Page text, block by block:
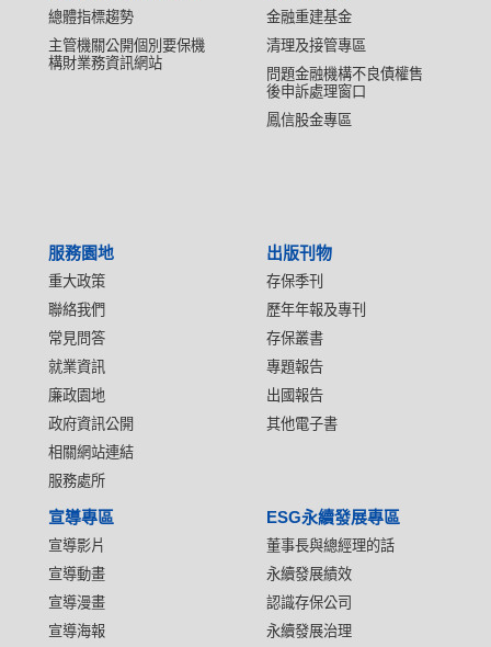
總體指標趨勢
主管機關公開個別要保機
構財業務資訊網站
金融重建基金
清理及接管專區
問題金融機構不良債權售
後申訴處理窗口
鳳信股金專區
服務園地
重大政策
聯絡我們
常見問答
就業資訊
廉政園地
政府資訊公開
相關網站連結
服務處所
出版刊物
存保季刊
歷年年報及專刊
存保叢書
專題報告
出國報告
其他電子書
宣導專區
宣導影片
宣導動畫
宣導漫畫
宣導海報
ESG永續發展專區
董事長與總經理的話
永續發展績效
認識存保公司
永續發展治理